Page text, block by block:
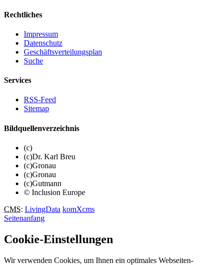
Rechtliches
Impressum
Datenschutz
Geschäftsverteilungsplan
Suche
Services
RSS-Feed
Sitemap
Bildquellenverzeichnis
(c)
(c)Dr. Karl Breu
(c)Gronau
(c)Gronau
(c)Gutmann
© Inclusion Europe
CMS: LivingData komXcms
Seitenanfang
Cookie-Einstellungen
Wir verwenden Cookies, um Ihnen ein optimales Webseiten-